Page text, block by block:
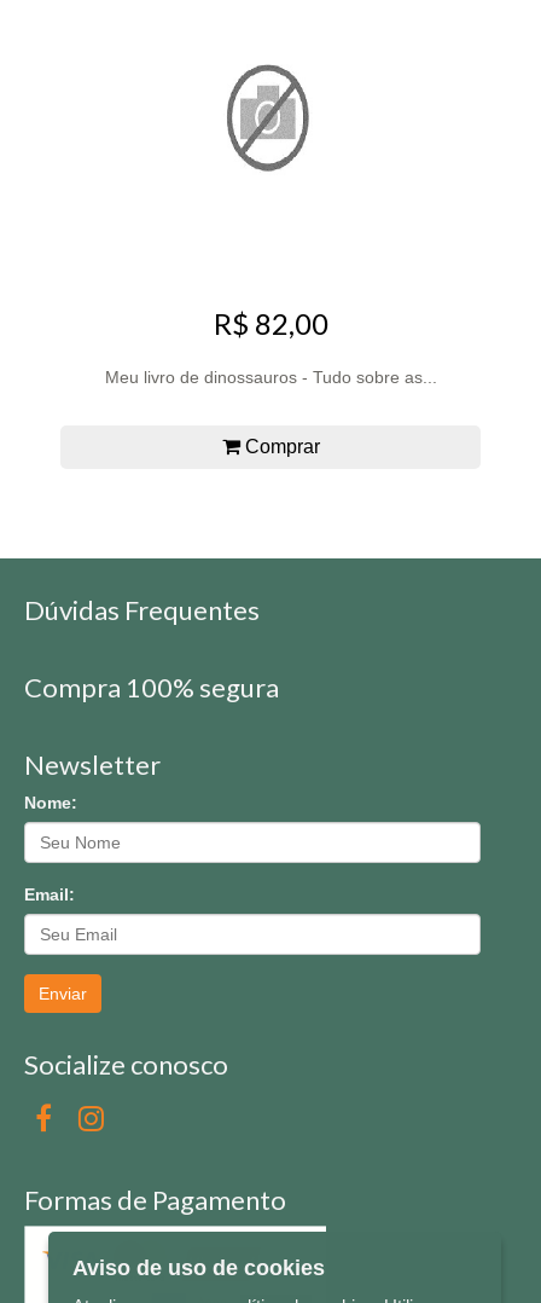
R$ 82,00
Meu livro de dinossauros - Tudo sobre as...
Comprar
Dúvidas Frequentes
Compra 100% segura
Newsletter
Nome:
Email:
Enviar
Socialize conosco
Formas de Pagamento
Aviso de uso de cookies